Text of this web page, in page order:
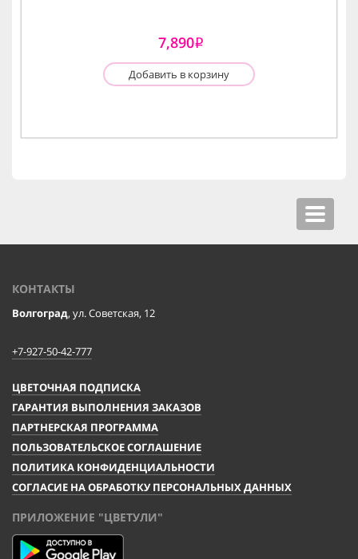
7,890i
Добавить в корзину
Toggle
КОНТАКТЫ
Волгоград, ул. Советская, 12
+7-927-50-42-777
ЦВЕТОЧНАЯ ПОДПИСКА
ГАРАНТИЯ ВЫПОЛНЕНИЯ ЗАКАЗОВ
ПАРТНЕРСКАЯ ПРОГРАММА
ПОЛЬЗОВАТЕЛЬСКОЕ СОГЛАШЕНИЕ
ПОЛИТИКА КОНФИДЕНЦИАЛЬНОСТИ
СОГЛАСИЕ НА ОБРАБОТКУ ПЕРСОНАЛЬНЫХ ДАННЫХ
ПРИЛОЖЕНИЕ "ЦВЕТУЛИ"